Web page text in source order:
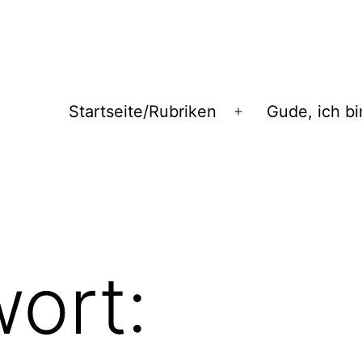
Startseite/Rubriken
Menü
Gude, ich